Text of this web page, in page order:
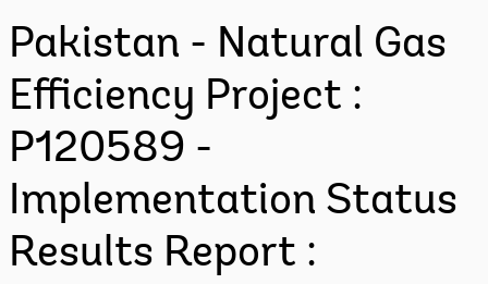
Pakistan - Natural Gas
Efficiency Project :
P120589 -
Implementation Status
Results Report :